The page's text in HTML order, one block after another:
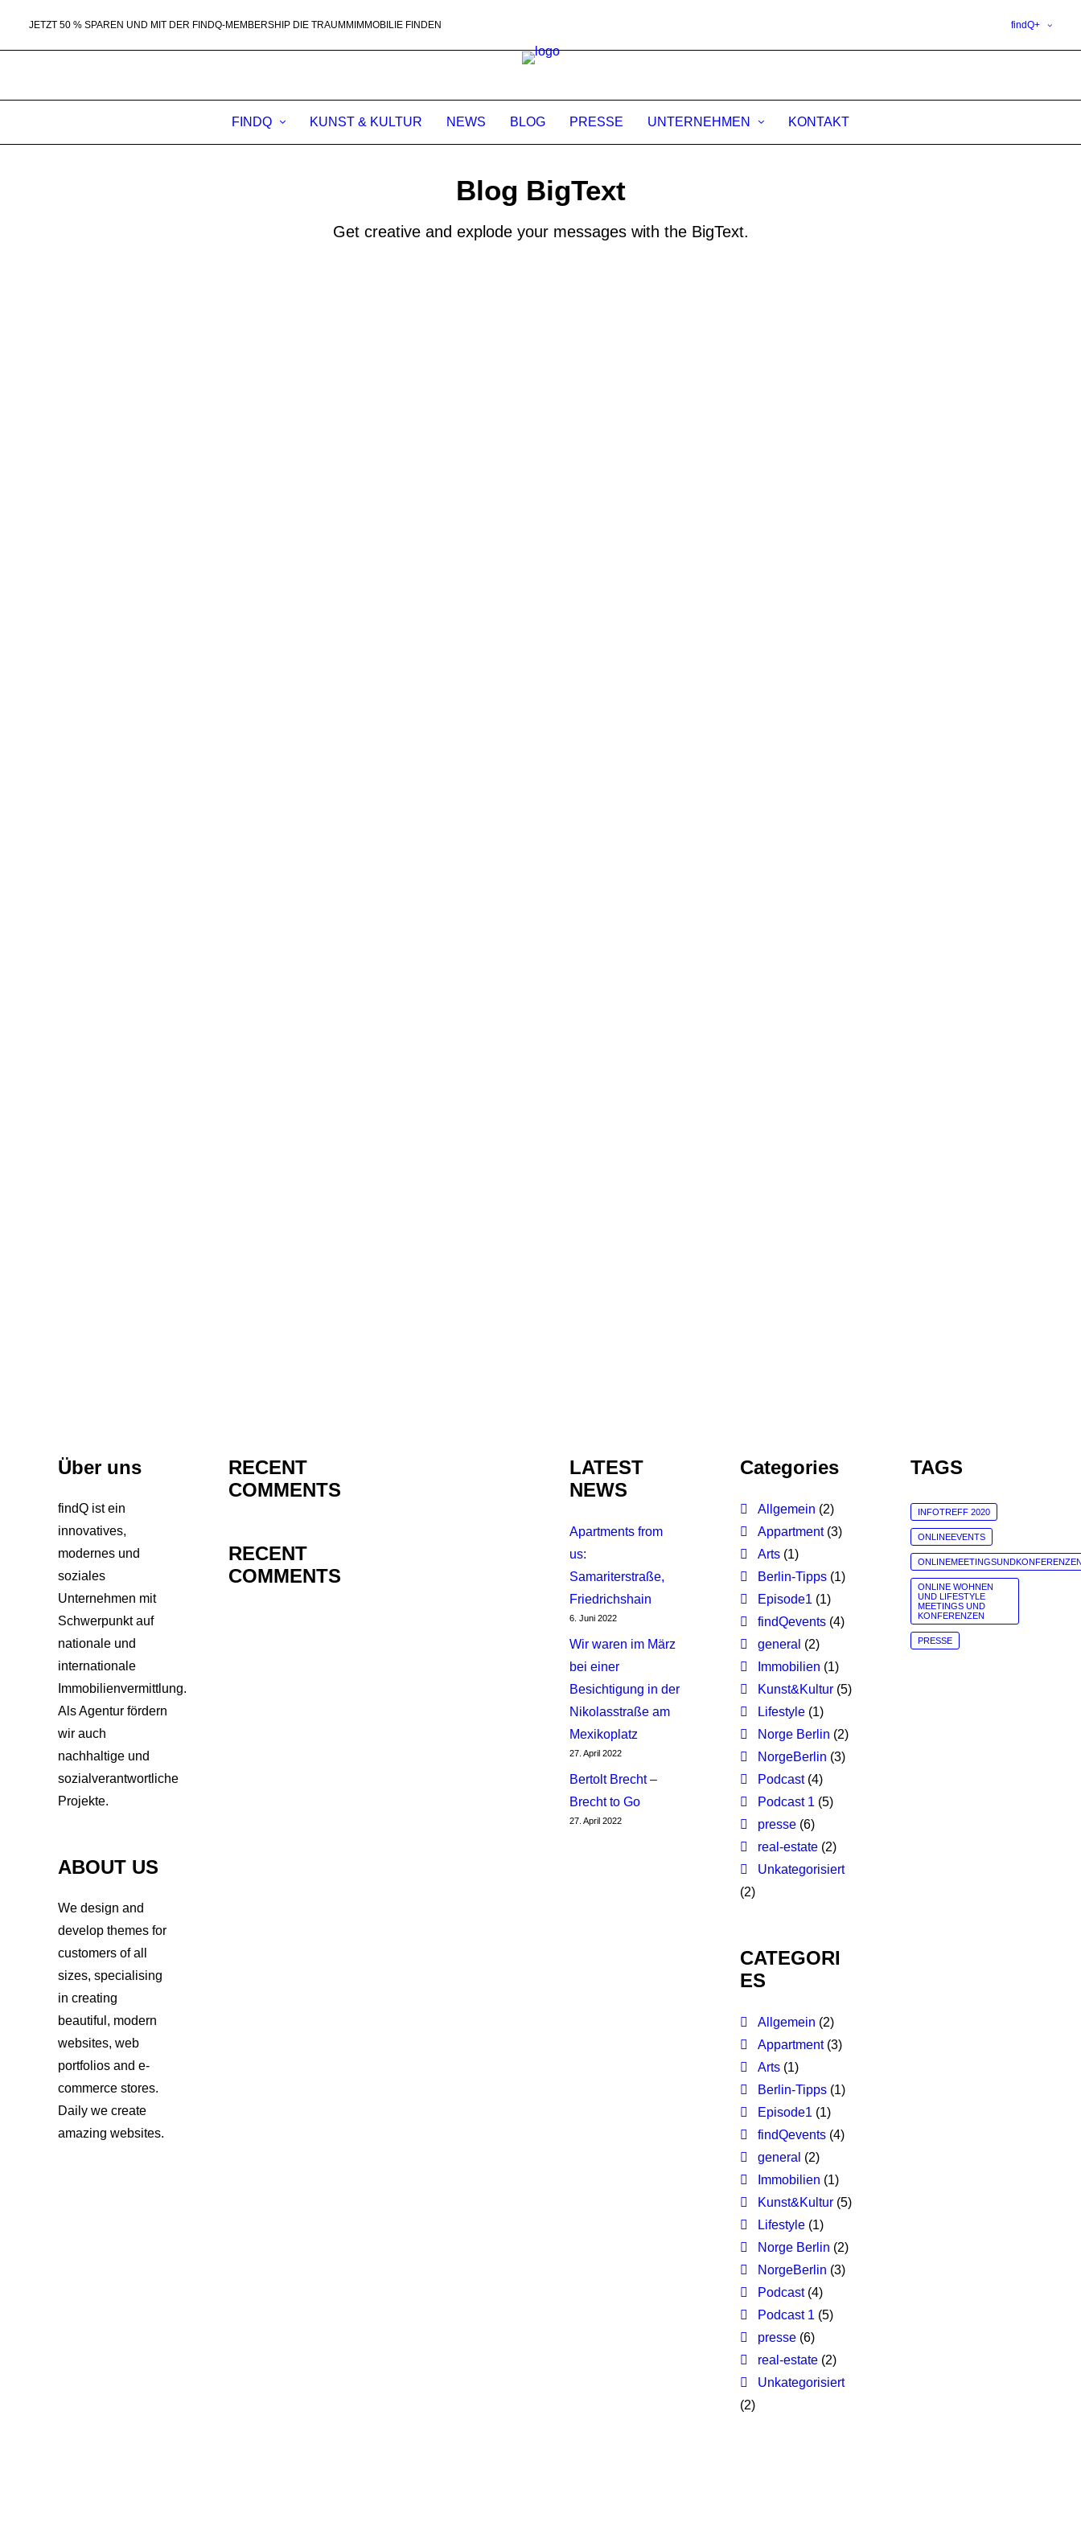
JETZT 50 % SPAREN UND MIT DER FINDQ-MEMBERSHIP DIE TRAUMMIMMOBILIE FINDEN findQ+
FINDQ KUNST & KULTUR NEWS BLOG PRESSE UNTERNEHMEN KONTAKT
Blog BigText
Get creative and explode your messages with the BigText.
Über uns
findQ ist ein
innovatives,
modernes und
soziales
Unternehmen mit
Schwerpunkt auf
nationale und
internationale
Immobilienvermittlung.
Als Agentur fördern
wir auch
nachhaltige und
sozialverantwortliche
Projekte.
ABOUT US
We design and
develop themes for
customers of all
sizes, specialising
in creating
beautiful, modern
websites, web
portfolios and e-
commerce stores.
Daily we create
amazing websites.
RECENT
COMMENTS
RECENT
COMMENTS
LATEST
NEWS
Apartments from
us:
Samariterstraße,
Friedrichshain
6. Juni 2022
Wir waren im März
bei einer
Besichtigung in der
Nikolasstraße am
Mexikoplatz
27. April 2022
Bertolt Brecht –
Brecht to Go
27. April 2022
Categories
Allgemein (2)
Appartment(3)
Arts (1)
Berlin-Tipps (1)
Episode1 (1)
findQevents (4)
general (2)
Immobilien (1)
Kunst&Kultur (5)
Lifestyle (1)
Norge Berlin (2)
NorgeBerlin (3)
Podcast(4)
Podcast 1 (5)
presse (6)
real-estate (2)
Unkategorisiert
(2)
CATEGORI
ES
Allgemein (2)
Appartment(3)
Arts (1)
Berlin-Tipps (1)
Episode1 (1)
findQevents (4)
general (2)
Immobilien (1)
Kunst&Kultur (5)
Lifestyle (1)
Norge Berlin (2)
NorgeBerlin (3)
Podcast(4)
Podcast 1 (5)
presse (6)
real-estate (2)
Unkategorisiert
(2)
TAGS
INFOTREFF 2020
ONLINEEVENTS
ONLINE WOHNEN
UND LIFESTYLE
MEETINGS UND
KONFERENZEN
PRESSE